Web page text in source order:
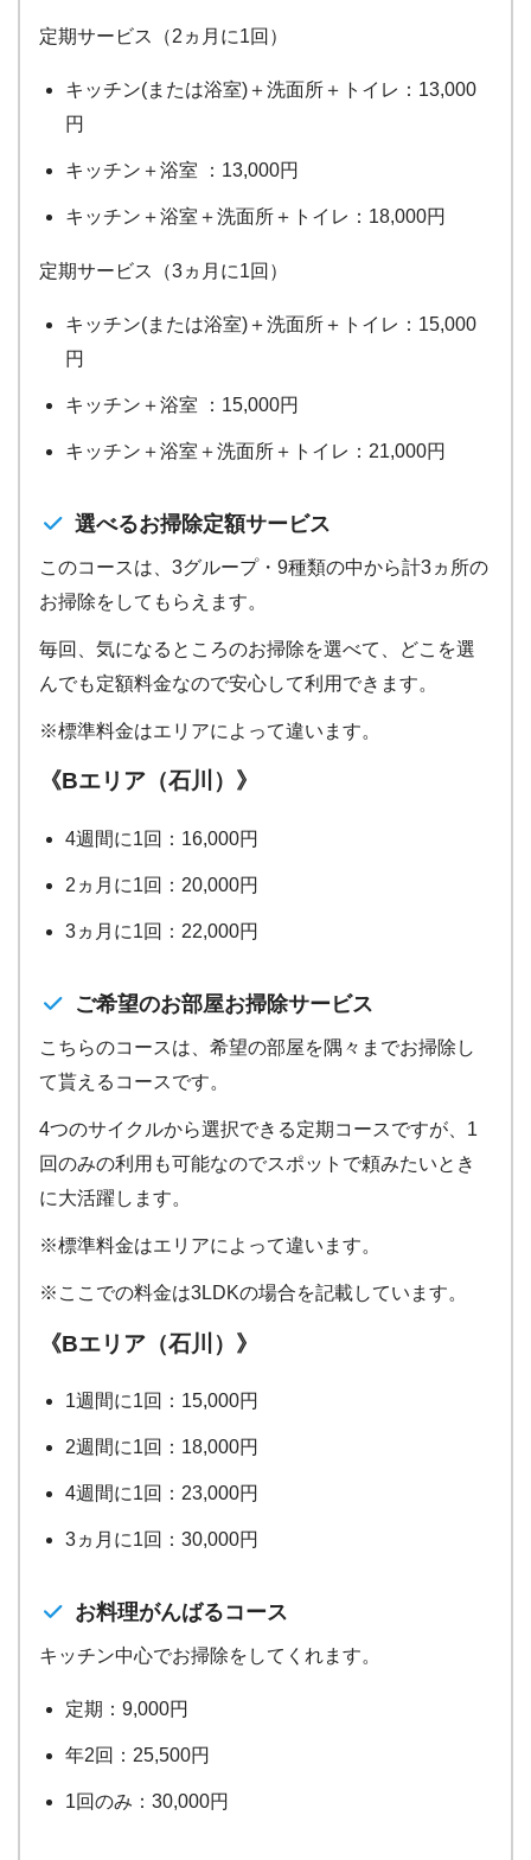
定期サービス（2ヵ月に1回）
キッチン(または浴室)＋洗面所＋トイレ：13,000
円
キッチン＋浴室 ：13,000円
キッチン＋浴室＋洗面所＋トイレ：18,000円
定期サービス（3ヵ月に1回）
キッチン(または浴室)＋洗面所＋トイレ：15,000
円
キッチン＋浴室 ：15,000円
キッチン＋浴室＋洗面所＋トイレ：21,000円
選べるお掃除定額サービス
このコースは、3グループ・9種類の中から計3ヵ所の
お掃除をしてもらえます。
毎回、気になるところのお掃除を選べて、どこを選
んでも定額料金なので安心して利用できます。
※標準料金はエリアによって違います。
《Bエリア（石川）》
4週間に1回：16,000円
2ヵ月に1回：20,000円
3ヵ月に1回：22,000円
ご希望のお部屋お掃除サービス
こちらのコースは、希望の部屋を隅々までお掃除し
て貰えるコースです。
4つのサイクルから選択できる定期コースですが、1
回のみの利用も可能なのでスポットで頼みたいとき
に大活躍します。
※標準料金はエリアによって違います。
※ここでの料金は3LDKの場合を記載しています。
《Bエリア（石川）》
1週間に1回：15,000円
2週間に1回：18,000円
4週間に1回：23,000円
3ヵ月に1回：30,000円
お料理がんばるコース
キッチン中心でお掃除をしてくれます。
定期：9,000円
年2回：25,500円
1回のみ：30,000円